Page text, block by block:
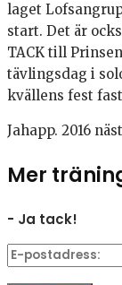
laget
start. Det är
TACK till
tävlingsdag i
kvällens fest
Jahapp. 2016
Mer
- Ja tack!